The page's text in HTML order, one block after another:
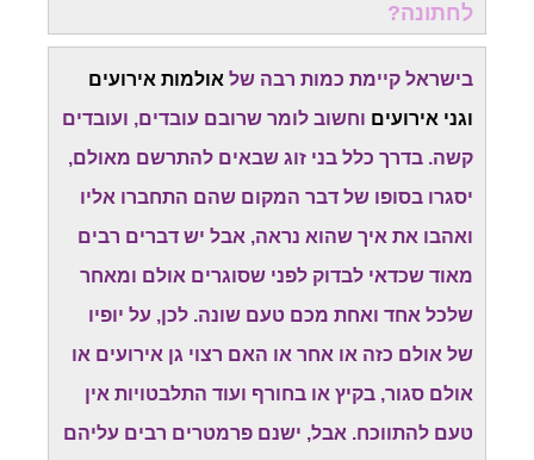
לחתונה?
בישראל קיימת כמות רבה של אולמות אירועים
וגני אירועים וחשוב לומר שרובם עובדים, ועובדים
קשה. בדרך כלל בני זוג שבאים להתרשם מאולם,
יסגרו בסופו של דבר המקום שהם התחברו אליו
ואהבו את איך שהוא נראה, אבל יש דברים רבים
מאוד שכדאי לבדוק לפני שסוגרים אולם ומאחר
שלכל אחד ואחת מכם טעם שונה. לכן, על יופיו
של אולם כזה או אחר או האם רצוי גן אירועים או
אולם סגור, בקיץ או בחורף ועוד התלבטויות אין
טעם להתווכח. אבל, ישנם פרמטרים רבים עליהם